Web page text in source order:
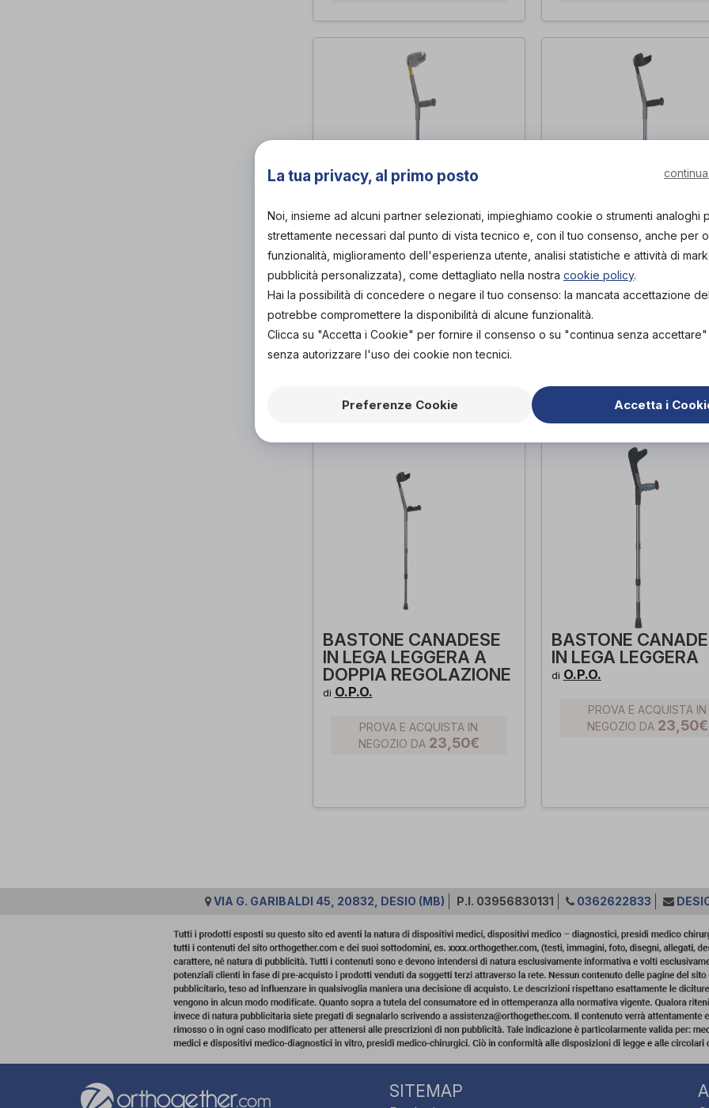
BASTONE CANADESE
IN LEGA LEGGERA A
DOPPIA REGOLAZIONE
diO.P.O.
PROVA E ACQUISTA IN
NEGOZIO DA23,50€
BASTONE
IN LEGA LEGGERA
DOPPIA
di O.P.O.
PROVA E ACQUISTA IN
BASTONE CANADESE
IN LEGA LEGGERA A
DOPPIA REGOLAZIONE
di O.P.O.
PROVA E ACQUISTA IN
NEGOZIO DA 23,50€
BASTONE
IN LEGA LEGGERA
di O.P.O.
PROVA E ACQUISTA IN
NEGOZIO DA 23,50€
VIA G. GARIBALDI 45, 20832, DESIO (MB) P.I. 03956830131 0362622833
SITEMAP
La tua privacy, al primo posto
Noi, insieme ad alcuni partner selezionati, impieghiamo cookie o strumenti analoghi
strettamente necessari dal punto di vista tecnico e, con il tuo consenso, anche per
funzionalità, miglioramento dell'esperienza utente, analisi statistiche e attività di
pubblicità personalizzata), come dettagliato nella nostra cookie policy.
Hai la possibilità di concedere o negare il tuo consenso: la mancata accettazione
potrebbe compromettere la disponibilità di alcune funzionalità.
Clicca su "Accetta i Cookie" per fornire il consenso o su "continua senza
senza autorizzare l'uso dei cookie non tecnici.
Preferenze Cookie Accetta i